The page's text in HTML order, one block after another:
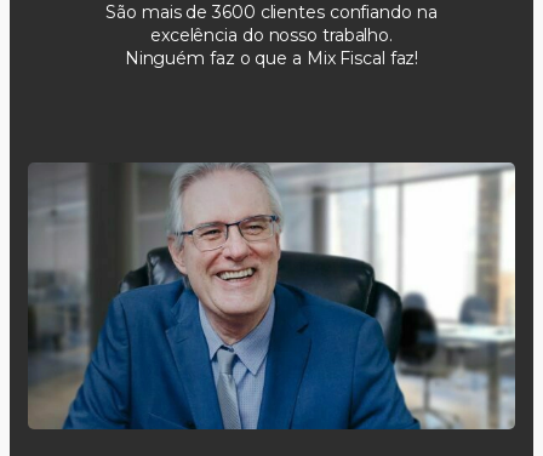
São mais de 3600 clientes confiando na
excelência do nosso trabalho.
Ninguém faz o que a Mix Fiscal faz!